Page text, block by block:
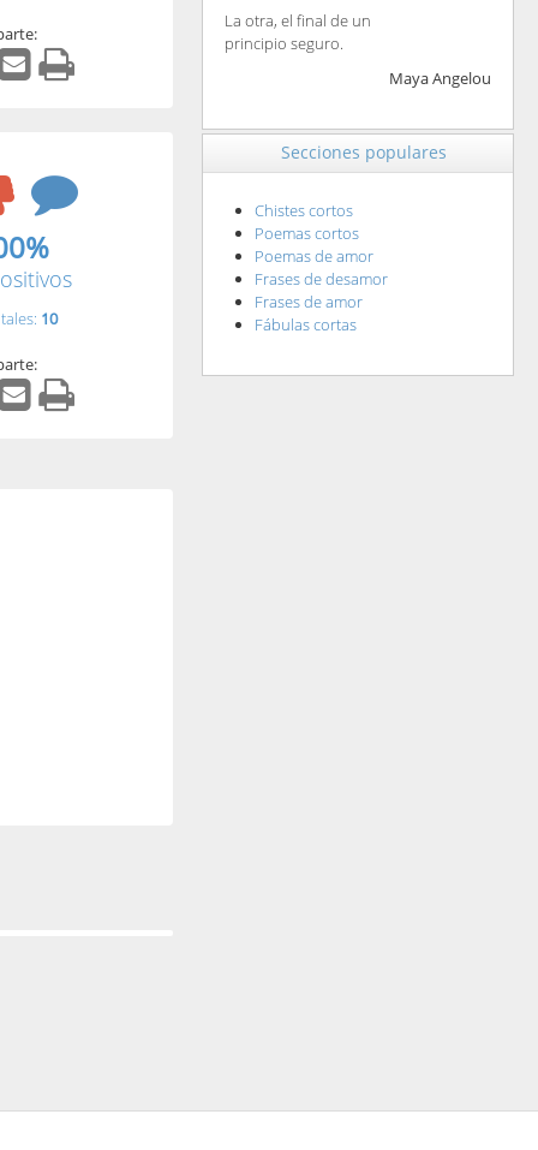
10
La otra, el final de un
principio seguro.
Maya Angelou
Secciones populares
Chistes cortos
Poemas cortos
Poemas de amor
Frases de desamor
Frases de amor
Fábulas cortas